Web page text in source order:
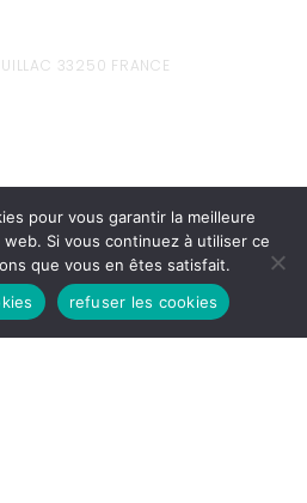
33250 FRANCE
pour vous garantir la meilleure
Si vous continuez à utiliser ce
que vous en êtes satisfait.
refuser les cookies